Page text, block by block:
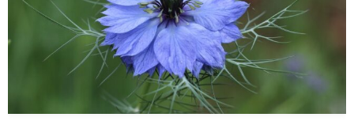
熱帯植物
ハーブ